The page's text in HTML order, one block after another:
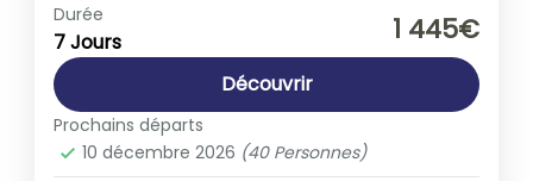
Autriche
1-40 People
Durée
7 Jours 1 445€
Découvrir
Prochains départs
10 décembre 2026 (40 Personnes)